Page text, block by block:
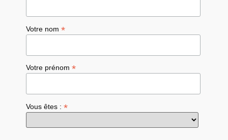
Votre nom*
Votre prénom*
Vous êtes :*